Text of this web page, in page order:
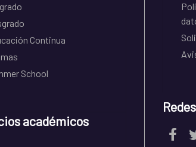
Continua
School
académicos